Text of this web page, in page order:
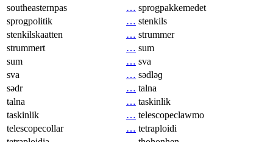
southeasternpas
… sprogpakkemedet
sprogpolitik
… stenkils
stenkilskaatten
… strummer
strummert
… sum
sum
… sva
sva
… sədləɡ
sədr
… talna
talna
… taskinlik
taskinlik
… telescopeclawmo
telescopecollar
… tetraploidi